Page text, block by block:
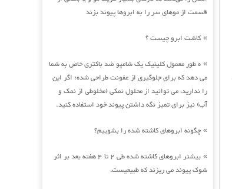
قسمت از موهای سر را به ابروها پیوند بزند
» کاشت ابرو چیست ؟
» ه طور معمول کلینیک یک شامپو ضد باکتری خاص به شما
می دهد که برای جلوگیری از عفونت طراحی شده؛ اگر این
را ندارید، می توانید از محلول نمکی (مخلوطی از نمک و
آب) نیز برای تمیز نگه داشتن پیوند خود استفاده کنید.
» چگونه ابروهای کاشته شده را بشوییم؟
»
بیشتر ابروهای کاشته شده طی 2 تا 4 هفته بعد بر اثر
شوک پیوند می ریزند که طبیعیست،